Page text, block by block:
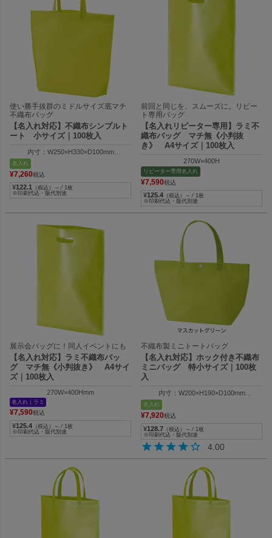
使い勝手抜群のミドルサイズ底マチ
不織布バッグ
【名入れ対応】不織布シンプルト
ート 小サイズ｜100枚入
内寸：W250×H330×D100mm
外寸：W350×H330×D100mm
名入れ
¥7,260税込
¥122.1 （税込）～ ⁄ 1枚
※印刷代込・版代別途
前回と同じを、スムーズに。リピー
ト専用バッグ
【名入れリピーター専用】ラミ不
織布バッグ マチ無《小判抜
き》 A4サイズ｜100枚入
270W×400H
リピーター専用名入れ
¥7,590税込
¥125.4 （税込）～ ⁄ 1枚
※印刷代込・版代別途
展示会バッグに！同人イベントにも
【名入れ対応】ラミ不織布バッ
グ マチ無《小判抜き》 A4サイ
ズ｜100枚入
270W×400Hmm
名入れ｜ラミ
¥7,590税込
¥125.4 （税込）～ ⁄ 1枚
※印刷代込・版代別途
不織布製ミニトートバッグ
【名入れ対応】ホック付き不織布
ミニバッグ 特小サイズ｜100枚
入
内寸：W200×H190×D100mm
外寸：W300×H190×D100mm
名入れ
¥7,920税込
¥128.7 （税込）～ ⁄ 1枚
※印刷代込・版代別途
4.00